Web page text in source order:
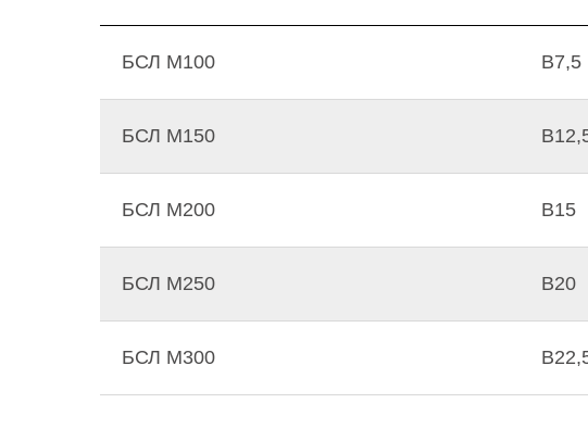
БСЛ М100 В7,5
БСЛ М150
БСЛ М200 B15
БСЛ М250 В20
БСЛ М300